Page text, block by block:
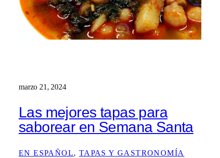
marzo 21, 2024
Las mejores tapas para
saborear en Semana Santa
EN ESPAÑOL, TAPAS Y GASTRONOMÍA